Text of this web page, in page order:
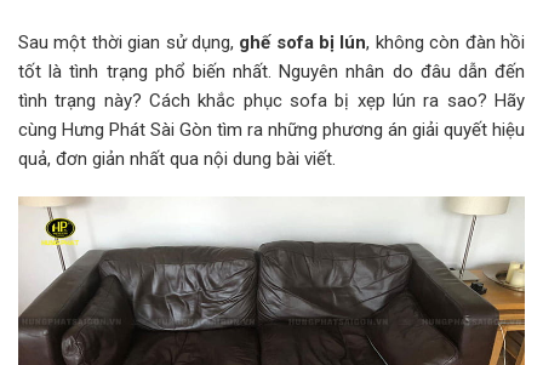
Sau một thời gian sử dụng, ghế sofa bị lún, không còn đàn hồi
tốt là tình trạng phổ biến nhất. Nguyên nhân do đâu dẫn đến
tình trạng này? Cách khắc phục sofa bị xẹp lún ra sao? Hãy
cùng Hưng Phát Sài Gòn tìm ra những phương án giải quyết hiệu
quả, đơn giản nhất qua nội dung bài viết.